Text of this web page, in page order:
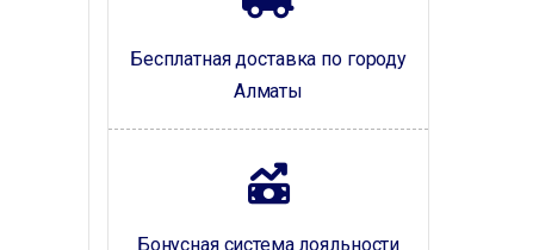
Бесплатная доставка по городу
Алматы
Бонусная система лояльности